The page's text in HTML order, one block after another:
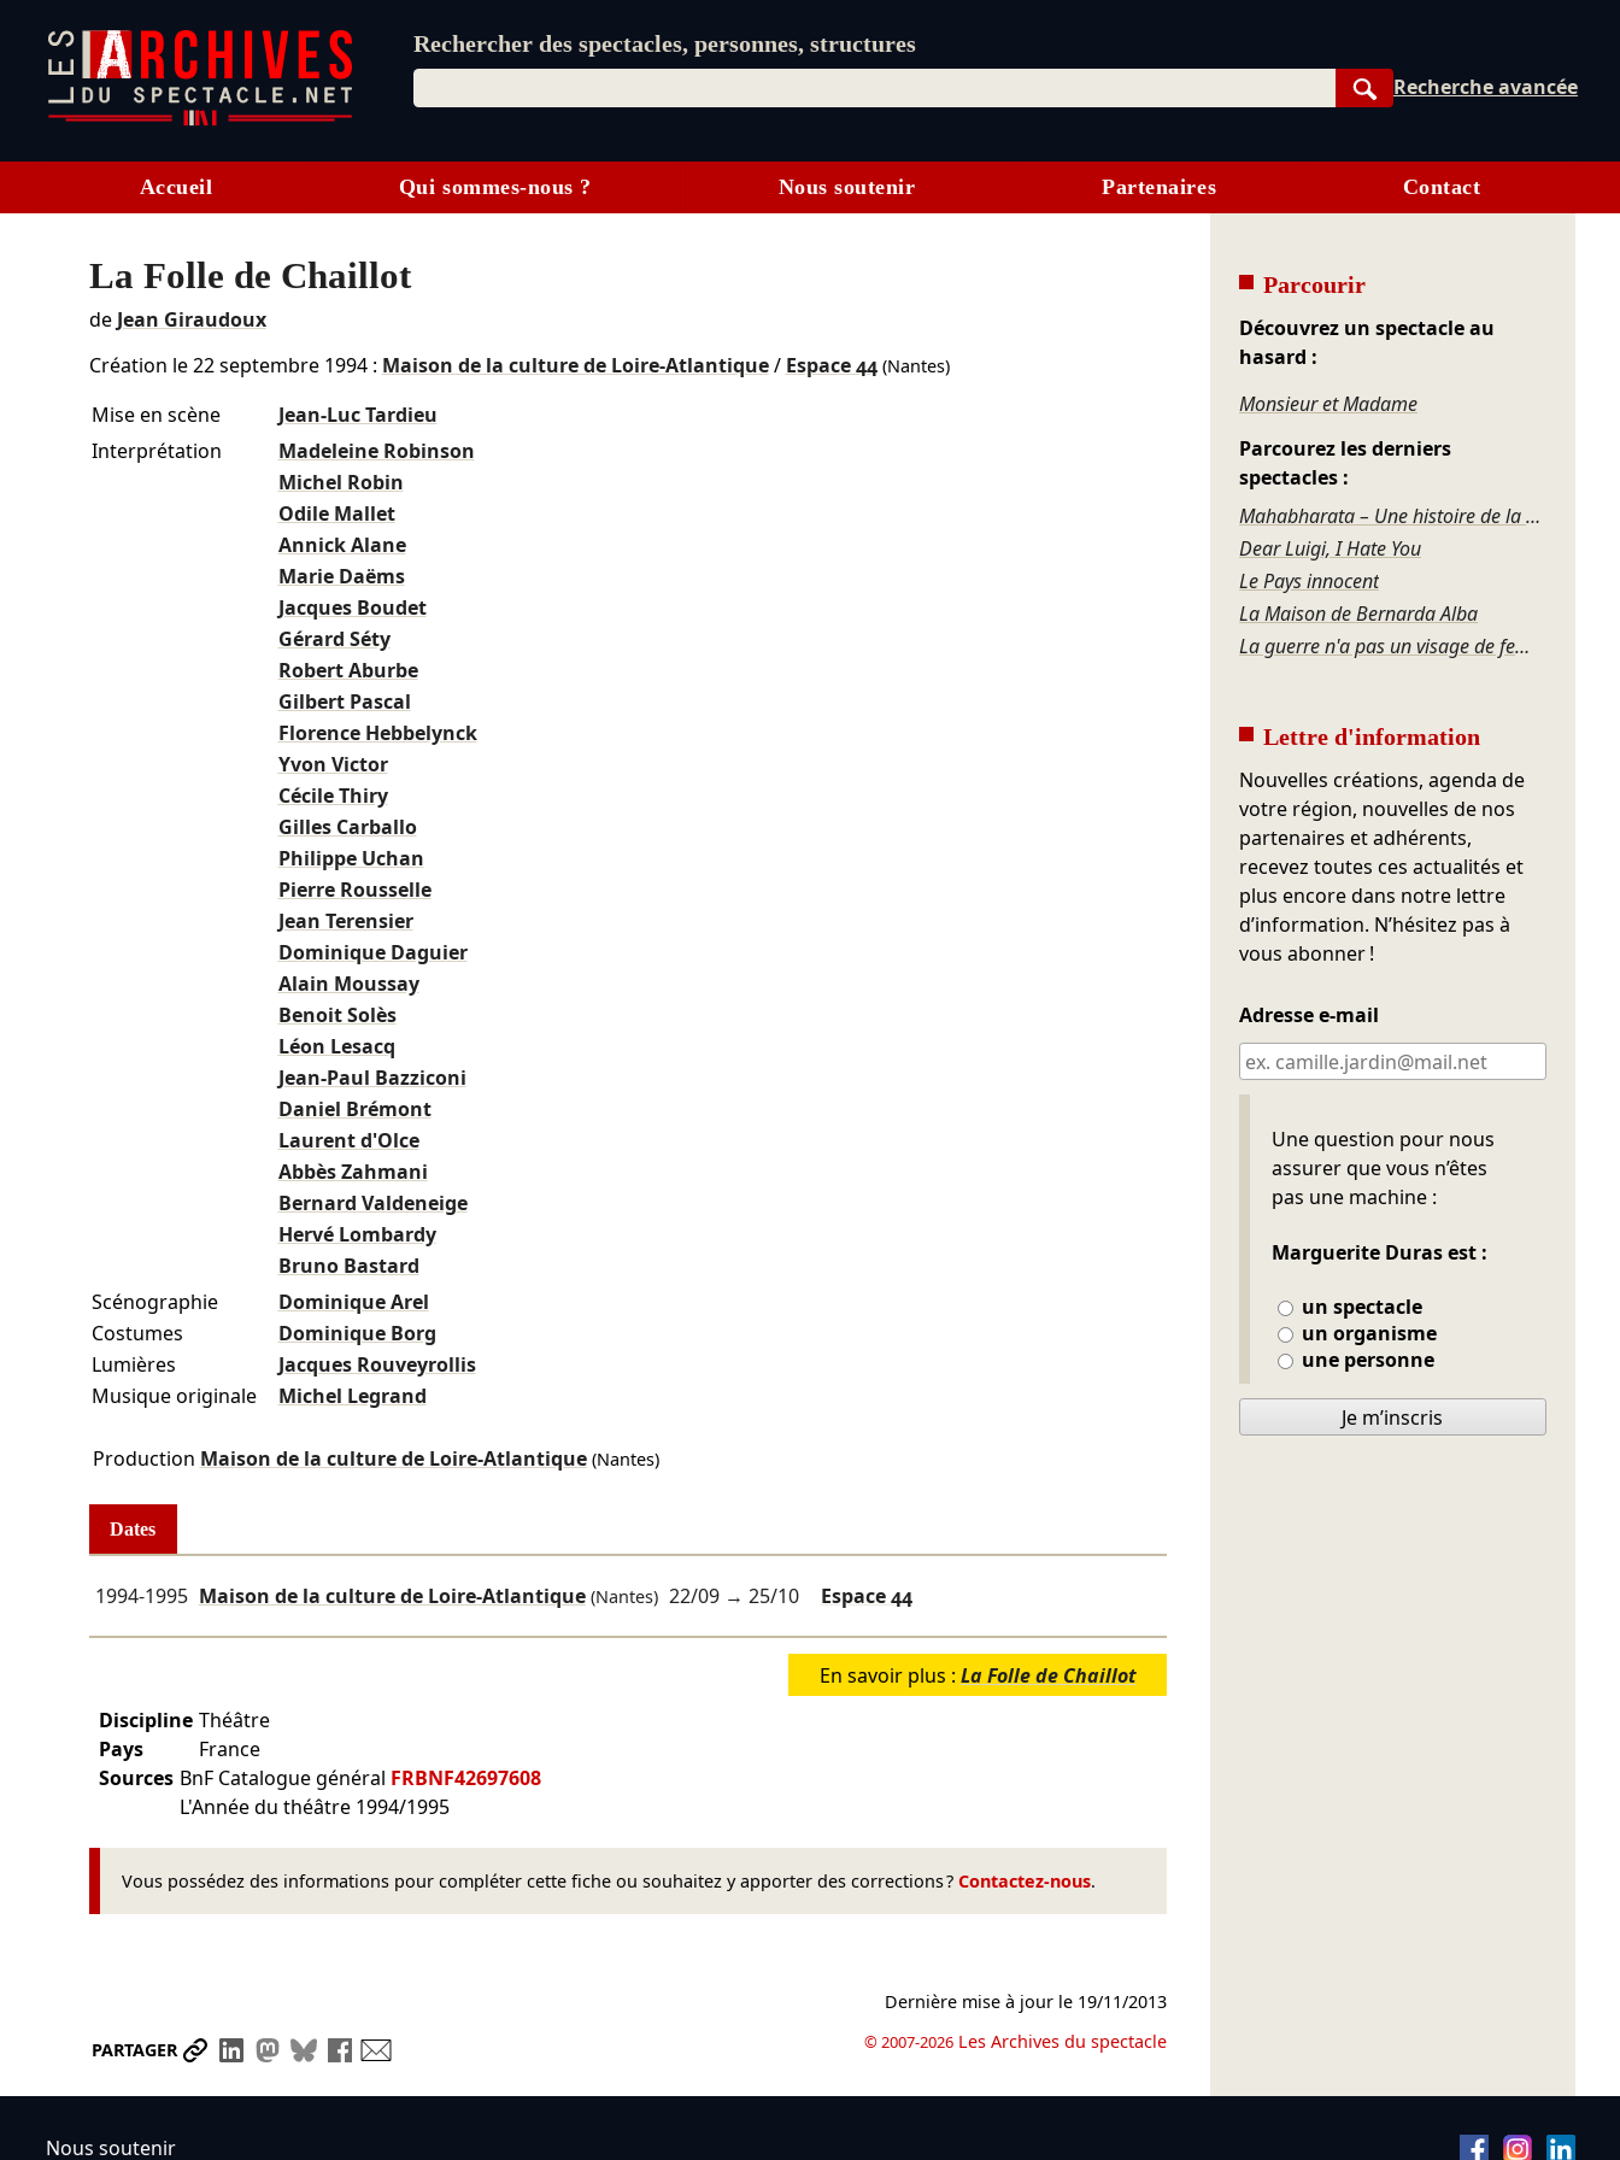
Rechercher des spectacles, personnes, structures
Rechercher
Recherche avancée
Accueil Qui sommes-nous ? Nous soutenir Partenaires Contact
La Folle de Chaillot
de Jean Giraudoux
Création le22 septembre 1994: Maison de la culture de Loire-Atlantique/ Espace 44(Nantes)
Mise en scène
Jean-Luc Tardieu
Interprétation
Madeleine Robinson
Michel Robin
Odile Mallet
Annick Alane
Marie Daëms
Jacques Boudet
Gérard Séty
Robert Aburbe
Gilbert Pascal
Florence Hebbelynck
Yvon Victor
Cécile Thiry
Gilles Carballo
Philippe Uchan
Pierre Rousselle
Jean Terensier
Dominique Daguier
Alain Moussay
Benoit Solès
Léon Lesacq
Jean-Paul Bazziconi
Daniel Brémont
Laurent d'Olce
Abbès Zahmani
Bernard Valdeneige
Hervé Lombardy
Bruno Bastard
Scénographie
Dominique Arel
Costumes
Dominique Borg
Lumières
Jacques Rouveyrollis
Musique originale
Michel Legrand
Production Maison de la culture de Loire-Atlantique(Nantes)
Dates
1994-1995 Maison de la culture de Loire-Atlantique(Nantes) 22/09→ 25/10 Espace 44
En savoir plus : La Folle de Chaillot
Discipline Théâtre
Pays
France
Sources BnF Catalogue général FRBNF42697608
L'Année du théâtre 1994/1995
Vous possédez des informations pour compléter cette fiche ou souhaitez y apporter des corrections ? Contactez-nous.
PARTAGER Partager le lien
Partager sur LinkedIn
Partager sur Mastodon
Partager sur Bluesky
Partager sur Facebook
Dernière mise à jour le 19/11/2013
© 2007-2026 Les Archives du spectacle
Parcourir
Découvrez un spectacle au
hasard :
Monsieur et Madame
Parcourez les derniers
spectacles :
Mahabharata – Une histoire de la violence
Dear Luigi, I Hate You
Le Pays innocent
La Maison de Bernarda Alba
La guerre n'a pas un visage de femme
Lettre d'information
Nouvelles créations, agenda de
votre région, nouvelles de nos
partenaires et adhérents,
recevez toutes ces actualités et
plus encore dans notre lettre
d’information. N’hésitez pas à
vous abonner !
Adresse e-mail
Une question pour nous
assurer que vous n’êtes
pas une machine :
Marguerite Duras est :
un spectacle
un organisme
une personne
Ne pas remplir
Je m’inscris
Nous soutenir